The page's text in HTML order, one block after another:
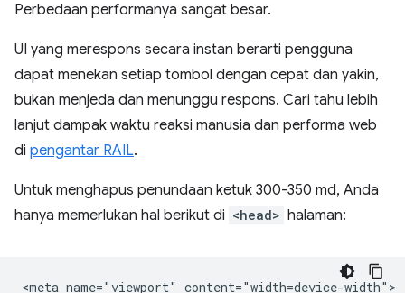
Perbedaan performanya sangat besar.
UI yang merespons secara instan berarti pengguna
dapat menekan setiap tombol dengan cepat dan yakin,
bukan menjeda dan menunggu respons. Cari tahu lebih
lanjut dampak waktu reaksi manusia dan performa web
di pengantar RAIL.
Untuk menghapus penundaan ketuk 300-350 md, Anda
hanya memerlukan hal berikut di <head> halaman: